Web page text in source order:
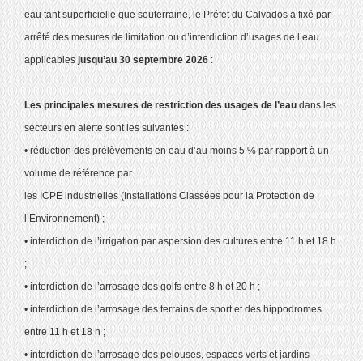
eau tant superficielle que souterraine, le Préfet du Calvados a fixé par
arrêté des mesures de limitation ou d’interdiction d’usages de l’eau
applicablesjusqu’au 30 septembre 2026:
Les principales mesures de restriction des usages de l’eau dans les
secteurs en alerte sont les suivantes :
• réduction des prélèvements en eau d’au moins 5 % par rapport à un
volume de référence par
les ICPE industrielles (Installations Classées pour la Protection de
l’Environnement) ;
• interdiction de l’irrigation par aspersion des cultures entre 11 h et 18 h
;
• interdiction de l’arrosage des golfs entre 8 h et 20 h ;
• interdiction de l’arrosage des terrains de sport et des hippodromes
entre 11 h et 18 h ;
• interdiction de l’arrosage des pelouses, espaces verts et jardins